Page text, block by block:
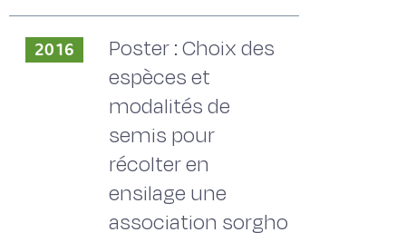
2016
Poster : Choix des
espèces et
modalités de
semis pour
récolter en
ensilage une
association sorgho